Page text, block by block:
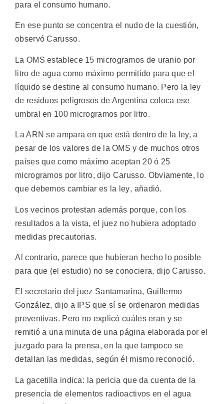
para el consumo humano.
En ese punto se concentra el nudo de la cuestión,
observó Carusso.
La OMS establece 15 microgramos de uranio por
litro de agua como máximo permitido para que el
líquido se destine al consumo humano. Pero la ley
de residuos peligrosos de Argentina coloca ese
umbral en 100 microgramos por litro.
La ARN se ampara en que está dentro de la ley, a
pesar de los valores de la OMS y de muchos otros
países que como máximo aceptan 20 ó 25
microgramos por litro, dijo Carusso. Obviamente, lo
que debemos cambiar es la ley, añadió.
Los vecinos protestan además porque, con los
resultados a la vista, el juez no hubiera adoptado
medidas precautorias.
Al contrario, parece que hubieran hecho lo posible
para que (el estudio) no se conociera, dijo Carusso.
El secretario del juez Santamarina, Guillermo
González, dijo a IPS que sí se ordenaron medidas
preventivas. Pero no explicó cuáles eran y se
remitió a una minuta de una página elaborada por el
juzgado para la prensa, en la que tampoco se
detallan las medidas, según él mismo reconoció.
La gacetilla indica: la pericia que da cuenta de la
presencia de elementos radioactivos en el agua